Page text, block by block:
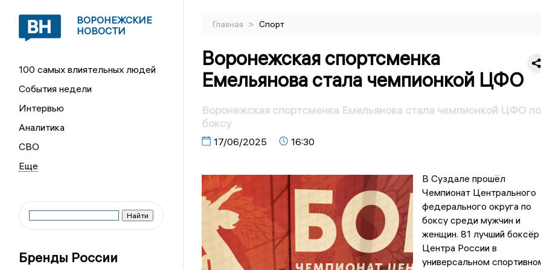
ВОРОНЕЖСКИЕ
НОВОСТИ
100 самых влиятельных людей
События недели
Интервью
Аналитика
СВО
Бренды России
Главная > Спорт
Воронежская спортсменка
Емельянова стала чемпионкой ЦФО
Воронежская спортсменка Емельянова стала чемпионкой ЦФО по
боксу
17/06/2025 16:30
В Суздале прошёл
Чемпионат Центрального
федерального округа по
боксу среди мужчин и
женщин. 81 лучший боксёр
Центра России в
универсальном